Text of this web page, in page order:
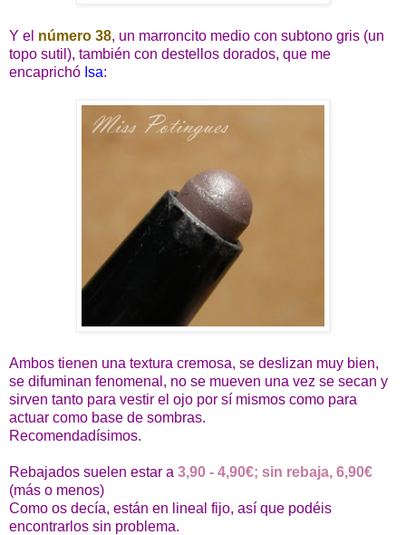
Y el número 38, un marroncito medio con subtono gris (un
topo sutil), también con destellos dorados, que me
encaprichó Isa:
Ambos tienen una textura cremosa, se deslizan muy bien,
se difuminan fenomenal, no se mueven una vez se secan y
sirven tanto para vestir el ojo por sí mismos como para
actuar como base de sombras.
Recomendadísimos.
Rebajados suelen estar a 3,90 - 4,90€; sin rebaja, 6,90€
(más o menos)
Como os decía, están en lineal fijo, así que podéis
encontrarlos sin problema.